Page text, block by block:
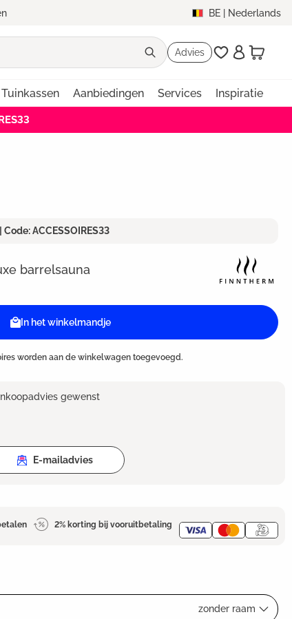
BE | Nederlands
Advies
Tuinkassen Aanbiedingen Services Inspiratie
ACCESSOIRES33
barrelsauna
In het winkelmandje
worden aan de winkelwagen toegevoegd.
gewenst
E-mailadvies
2% korting bij vooruitbetaling
zonder raam